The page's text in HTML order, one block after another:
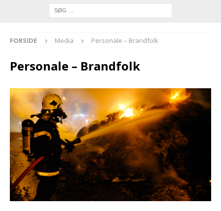
FORSIDE Media Personale – Brandfolk
Personale – Brandfolk